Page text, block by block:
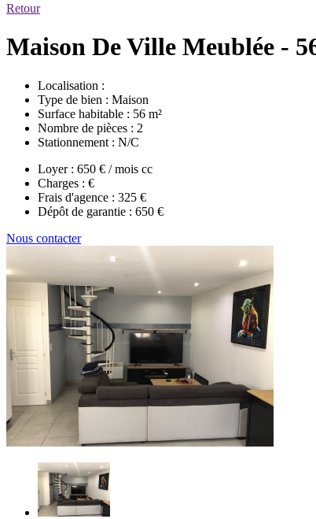
Retour
Maison De Ville Meublée -
Localisation :
Type de bien : Maison
Surface habitable : 56 m²
Nombre de pièces : 2
Stationnement : N/C
Loyer : 650 € / mois cc
Charges : €
Frais d'agence : 325 €
Dépôt de garantie : 650 €
Nous contacter